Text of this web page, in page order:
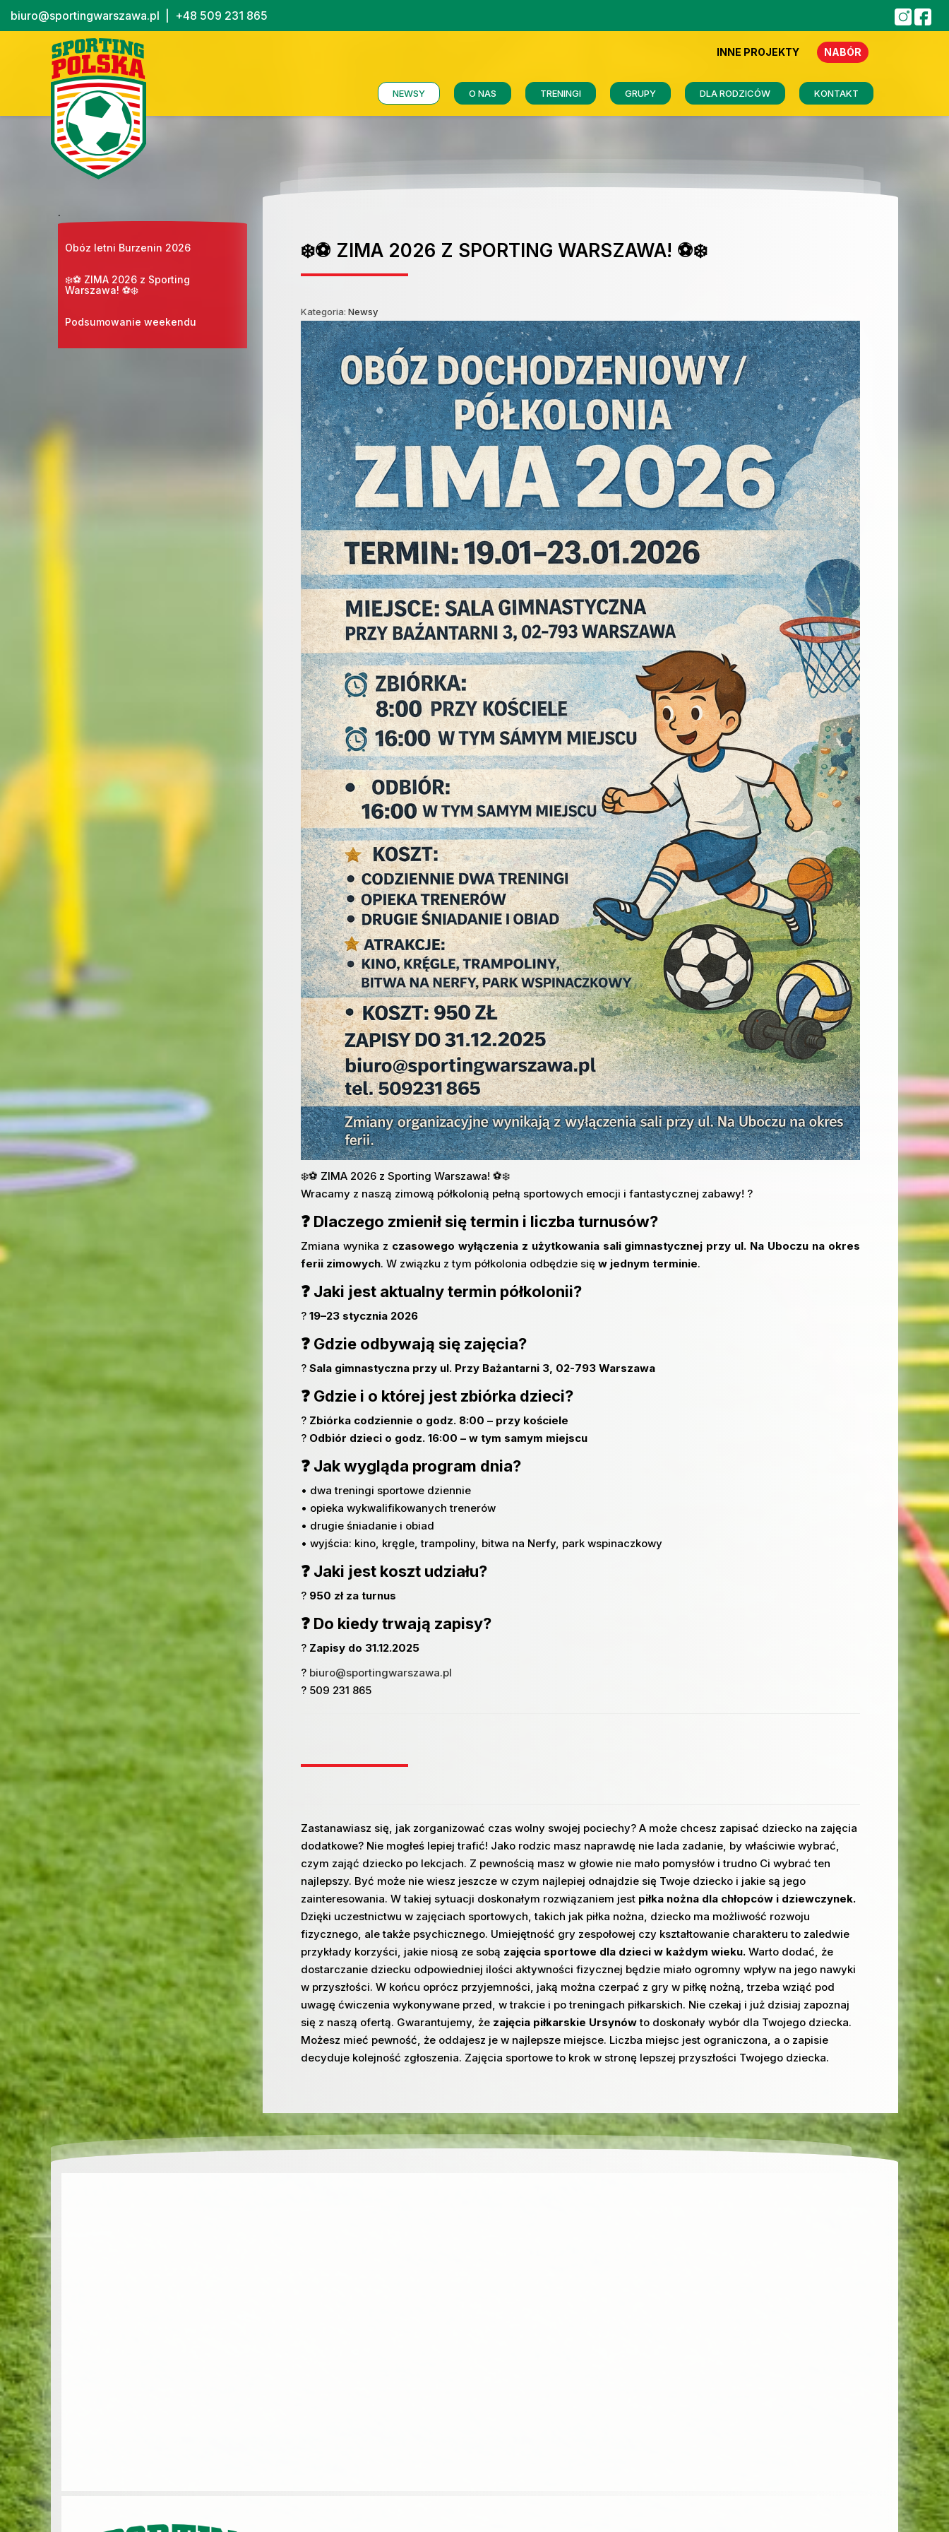
biuro@sportingwarszawa.pl +48 509 231 865
INNE PROJEKTY NABÓR
NEWSY O NAS TRENINGI GRUPY DLA RODZICÓW KONTAKT
.
Obóz letni Burzenin 2026
❄️⚽ ZIMA 2026 z Sporting
Warszawa! ⚽❄️
Podsumowanie weekendu
❄️⚽ ZIMA 2026 Z SPORTING WARSZAWA! ⚽❄️
Kategoria: Newsy
❄️⚽ ZIMA 2026 z Sporting Warszawa! ⚽❄️
Wracamy z naszą zimową półkolonią pełną sportowych emocji i fantastycznej zabawy! ?
❓ Dlaczego zmienił się termin i liczba turnusów?
Zmiana wynika z czasowego wyłączenia z użytkowania sali gimnastycznej przy ul. Na Uboczu na okres
ferii zimowych. W związku z tym półkolonia odbędzie się w jednym terminie.
❓ Jaki jest aktualny termin półkolonii?
? 19–23 stycznia 2026
❓ Gdzie odbywają się zajęcia?
? Sala gimnastyczna przy ul. Przy Bażantarni 3, 02-793 Warszawa
❓ Gdzie i o której jest zbiórka dzieci?
? Zbiórka codziennie o godz. 8:00 – przy kościele
? Odbiór dzieci o godz. 16:00 – w tym samym miejscu
❓ Jak wygląda program dnia?
• dwa treningi sportowe dziennie
• opieka wykwalifikowanych trenerów
• drugie śniadanie i obiad
• wyjścia: kino, kręgle, trampoliny, bitwa na Nerfy, park wspinaczkowy
❓ Jaki jest koszt udziału?
? 950 zł za turnus
❓ Do kiedy trwają zapisy?
? Zapisy do 31.12.2025
? biuro@sportingwarszawa.pl
? 509 231 865
Zastanawiasz się, jak zorganizować czas wolny swojej pociechy? A może chcesz zapisać dziecko na zajęcia
dodatkowe? Nie mogłeś lepiej trafić! Jako rodzic masz naprawdę nie lada zadanie, by właściwie wybrać,
czym zająć dziecko po lekcjach. Z pewnością masz w głowie nie mało pomysłów i trudno Ci wybrać ten
najlepszy. Być może nie wiesz jeszcze w czym najlepiej odnajdzie się Twoje dziecko i jakie są jego
zainteresowania. W takiej sytuacji doskonałym rozwiązaniem jest piłka nożna dla chłopców i dziewczynek.
Dzięki uczestnictwu w zajęciach sportowych, takich jak piłka nożna, dziecko ma możliwość rozwoju
fizycznego, ale także psychicznego. Umiejętność gry zespołowej czy kształtowanie charakteru to zaledwie
przykłady korzyści, jakie niosą ze sobą zajęcia sportowe dla dzieci w każdym wieku. Warto dodać, że
dostarczanie dziecku odpowiedniej ilości aktywności fizycznej będzie miało ogromny wpływ na jego nawyki
w przyszłości. W końcu oprócz przyjemności, jaką można czerpać z gry w piłkę nożną, trzeba wziąć pod
uwagę ćwiczenia wykonywane przed, w trakcie i po treningach piłkarskich. Nie czekaj i już dzisiaj zapoznaj
się z naszą ofertą. Gwarantujemy, że zajęcia piłkarskie Ursynówto doskonały wybór dla Twojego dziecka.
Możesz mieć pewność, że oddajesz je w najlepsze miejsce. Liczba miejsc jest ograniczona, a o zapisie
decyduje kolejność zgłoszenia. Zajęcia sportowe to krok w stronę lepszej przyszłości Twojego dziecka.